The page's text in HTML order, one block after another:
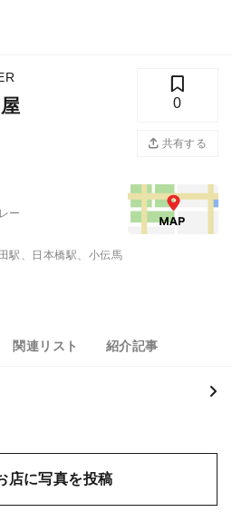
0
共有する
ー
駅、日本橋駅、小伝馬
関連リスト 紹介記事
店に写真を投稿